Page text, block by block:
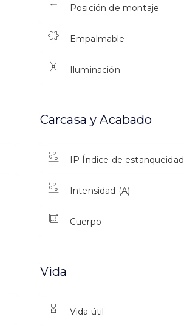
Posición de montaje
Empalmable
Iluminación
Carcasa y Acabado
IP Índice de estanqueidad
Intensidad (A)
Cuerpo
Vida
Vida útil